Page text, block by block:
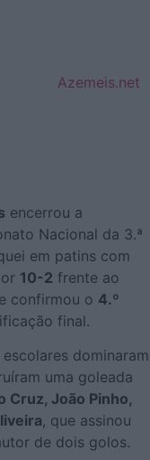
Azemeis.net
encerrou a
Nacional da 3.ª
em patins com
10-2 frente ao
confirmou o 4.º
final.
dominaram
uma goleada
Cruz, João Pinho,
, que assinou
de dois golos.